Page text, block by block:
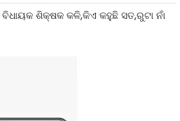
ଶିକ୍ଷକ କଳି,କିଏ କହୁଛି ସତ,ରୁଟା ନାଁ